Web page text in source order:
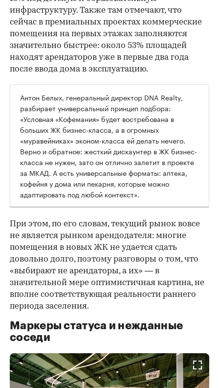
инфраструктуру. Также там отмечают, что
сейчас в премиальных проектах коммерческие
помещения на первых этажах заполняются
значительно быстрее: около 53% площадей
находят арендаторов уже в первые два года
после ввода дома в эксплуатацию.
Антон Белых, генеральный директор DNA Realty,
разбирает универсальный принцип подбора:
«Условная «Кофемания» будет востребована в
больших ЖК бизнес-класса, а в огромных
«муравейниках» эконом-класса ей делать нечего.
Верно и обратное: жесткий дискаунтер в ЖК бизнес-
класса не нужен, зато он отлично залетит в проекте
за МКАД. А есть универсальные форматы: аптека,
кофейня у дома или пекарня, которые можно
адаптировать под любой контекст».
При этом, по его словам, текущий рынок вовсе
не является рынком арендодателя: многие
помещения в новых ЖК не удается сдать
довольно долго, поэтому разговоры о том, что
«выбирают не арендаторы, а их» — в
значительной мере оптимистичная картина, не
вполне соответствующая реальности раннего
периода заселения.
Маркеры статуса и нежданные
соседи